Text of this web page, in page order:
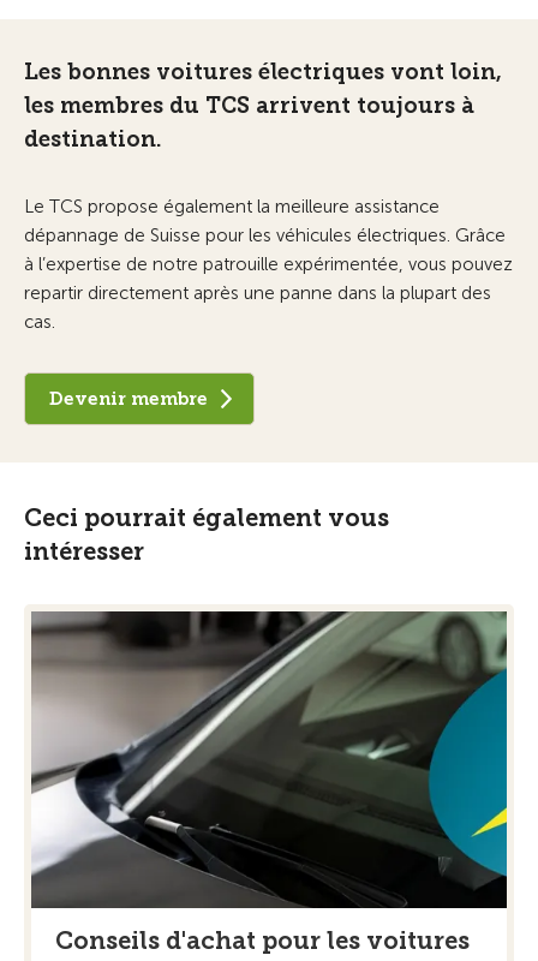
Les bonnes voitures électriques vont loin,
les membres du TCS arrivent toujours à
destination.
Le TCS propose également la meilleure assistance
dépannage de Suisse pour les véhicules électriques. Grâce
à l’expertise de notre patrouille expérimentée, vous pouvez
repartir directement après une panne dans la plupart des
cas.
Devenir membre
Ceci pourrait également vous
intéresser
Conseils d'achat pour les voitures